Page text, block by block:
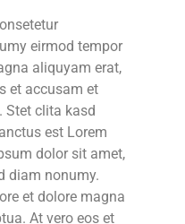
eirmod tempor
aliquyam erat,
et accusam et
Stet clita kasd
est Lorem
dolor sit amet,
diam nonumy.
et dolore magna
At vero eos et